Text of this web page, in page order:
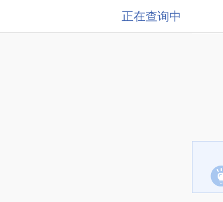
正在查询中